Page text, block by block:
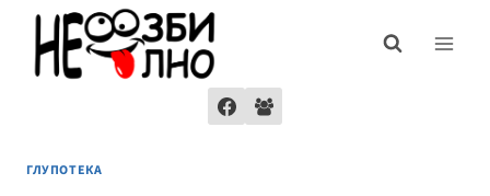
content
ГЛУПОТЕКА